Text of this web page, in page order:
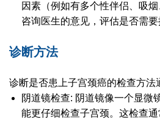
因素（例如有多个性伴侣、吸
咨询医生的意见，评估是否需要
诊断方法
诊断是否患上子宫颈癌的检查方法
阴道镜检查: 阴道镜像一个显微
能更仔细检查子宫颈。这检查通